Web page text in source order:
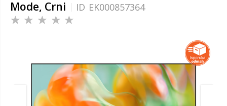
Mode, Crni
ID EK000857364